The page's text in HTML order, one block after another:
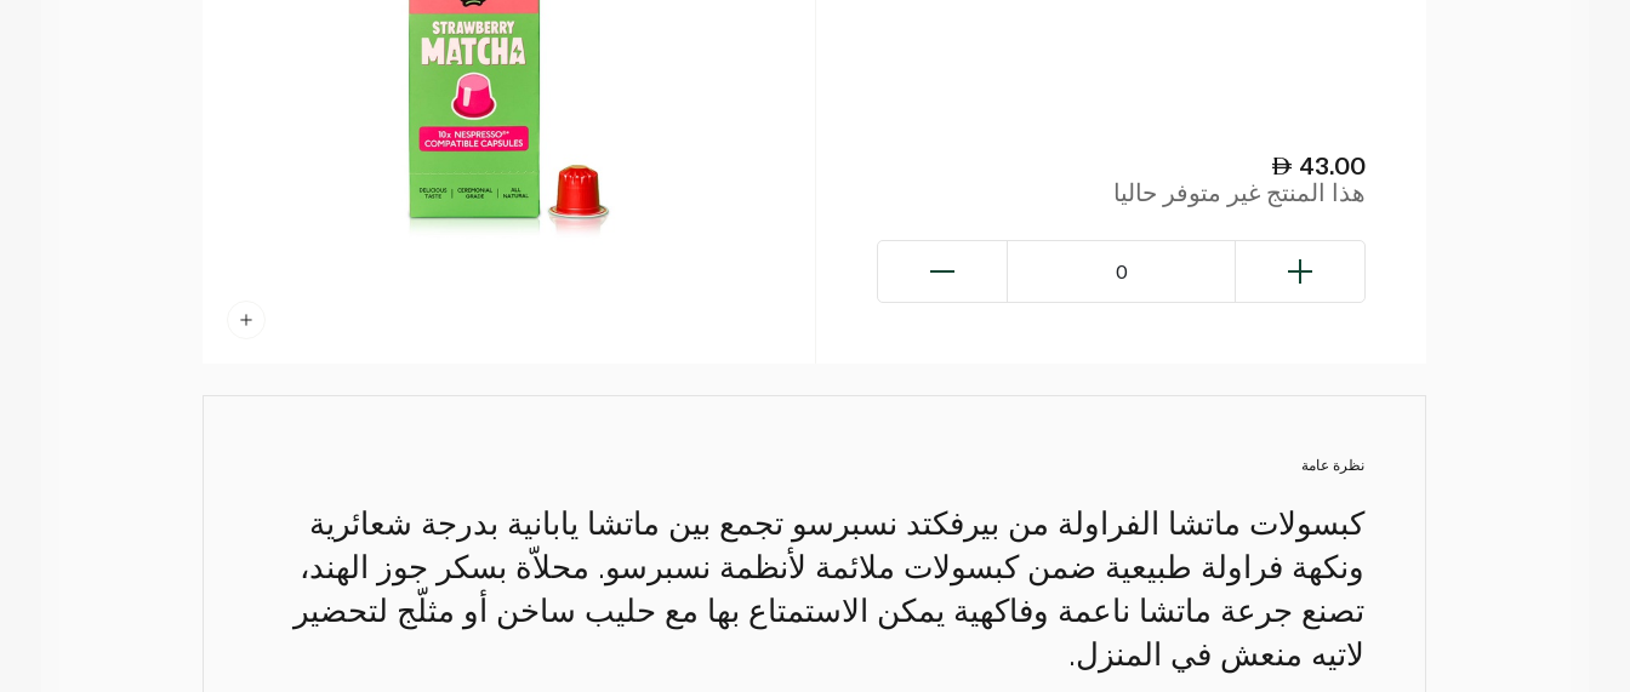
43.00
هذا المنتج غير متوفر حاليا
0
نظرة عامة
كبسولات ماتشا الفراولة من بيرفكتد نسبرسو تجمع بين ماتشا يابانية بدرجة شعائرية
ونكهة فراولة طبيعية ضمن كبسولات ملائمة لأنظمة نسبرسو. محلاّة بسكر جوز الهند،
تصنع جرعة ماتشا ناعمة وفاكهية يمكن الاستمتاع بها مع حليب ساخن أو مثلّج لتحضير
لاتيه منعش في المنزل.